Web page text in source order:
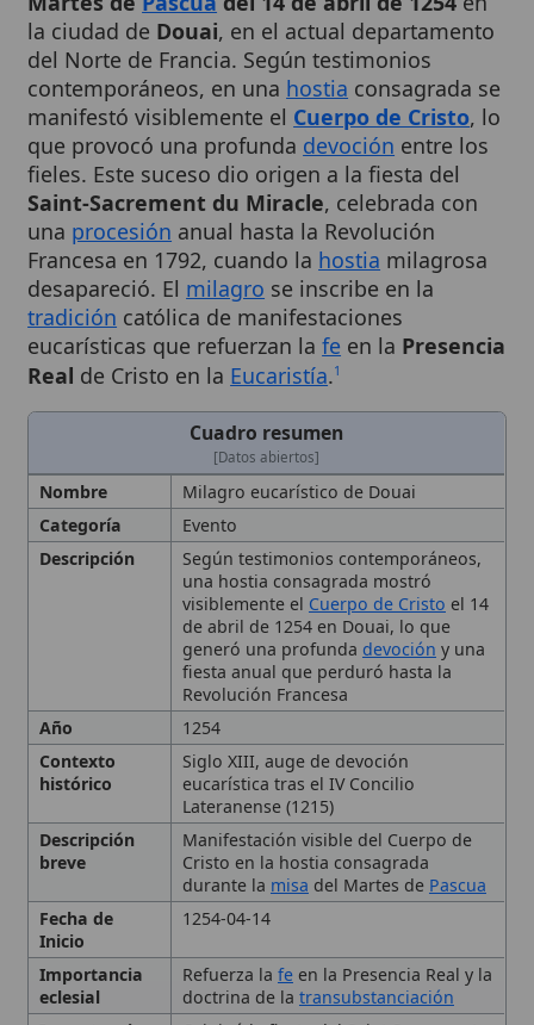
del Norte de Francia. Según testimonios
contemporáneos, en una hostiaconsagrada se
manifestó visiblemente elCuerpo de Cristo, lo
que provocó una profundadevociónentre los
fieles. Este suceso dio origen a la fiesta del
Saint-Sacrement du Miracle, celebrada con
una procesión anual hasta la Revolución
Francesa en 1792, cuando lahostiamilagrosa
desapareció. Elmilagro se inscribe en la
tradicióncatólica de manifestaciones
eucarísticas que refuerzan la feen laPresencia
Realde Cristo en laEucaristía . 1
Cuadro resumen
[Datos abiertos]
Evento
Según testimonios contemporáneos,
una hostia consagrada mostró
visiblemente elCuerpo de Cristoel 14
de abril de 1254 en Douai, lo que
generó una profundadevocióny una
fiesta anual que perduró hasta la
Revolución Francesa
1254
Siglo XIII, auge de devoción
eucarística tras el IV Concilio
Lateranense (1215)
Descripción
breve
Manifestación visible del Cuerpo de
Cristo en la hostia consagrada
durante lamisadel Martes dePascua
Fecha de
1254-04-14
Importancia
eclesial
Refuerza lafeen la Presencia Real y la
doctrina de latransubstanciación
histórica
Originó la fiesta del Saint Sacrement
du Miracle conprocesiónanual hasta
1792
País
Francia
Tipo Milagro, XIII, Norte de Francia,
Milagro eucarístico